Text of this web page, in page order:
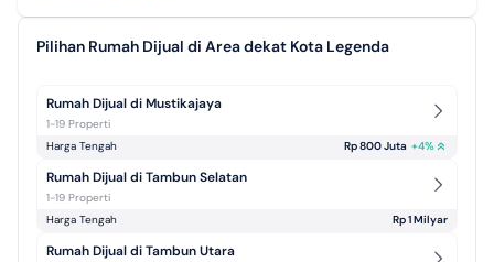
Pilihan Rumah Dijual di Area dekat Kota Legenda
Rumah Dijual di Mustikajaya
1-19 Properti
Harga Tengah
Rp 800 Juta +4%
Rumah Dijual di Tambun Selatan
1-19 Properti
Harga Tengah
Rp 1 Milyar
Rumah Dijual di Tambun Utara